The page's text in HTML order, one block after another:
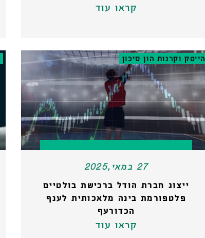
קראו עוד
הייטק וקרנות הון סיכון
27 במאי,2025
ייצוג חברת הודל ברכישת בולטיים
פלטפורמת בינה מלאכותית לענף
הכדורעף
קראו עוד